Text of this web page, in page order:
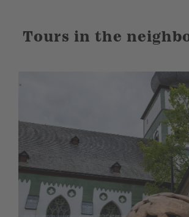
Tours in the